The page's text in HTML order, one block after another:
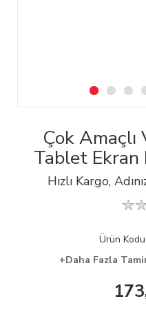
Çok
Tablet Ekran
Hızlı Kargo,
Ürün Kodu:
+Daha Fazla